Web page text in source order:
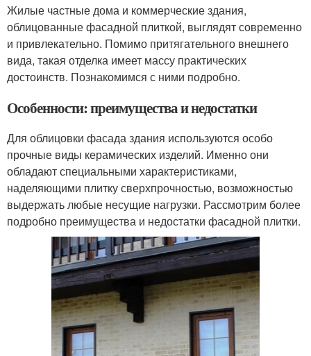
Жилые частные дома и коммерческие здания,
облицованные фасадной плиткой, выглядят современно
и привлекательно. Помимо притягательного внешнего
вида, такая отделка имеет массу практических
достоинств. Познакомимся с ними подробно.
Особенности: преимущества и недостатки
Для облицовки фасада здания используются особо
прочные виды керамических изделий. Именно они
обладают специальными характеристиками,
наделяющими плитку сверхпрочностью, возможностью
выдержать любые несущие нагрузки. Рассмотрим более
подробно преимущества и недостатки фасадной плитки.